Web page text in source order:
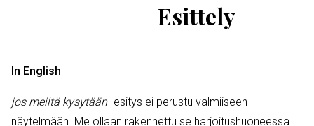
Esittely
In English
jos meiltä kysytään-esitys ei perustu valmiiseen
näytelmään. Me ollaan rakennettu se harjoitushuoneessa